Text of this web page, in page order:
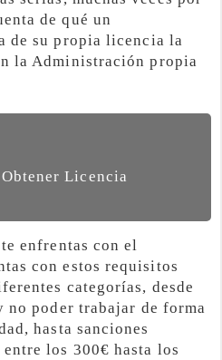
de qué un
de su propia licencia la
la Administración propia
Licencia
enfrentas con el
con estos requisitos
categorías, desde
poder trabajar de forma
hasta sanciones
los 300€ hasta los